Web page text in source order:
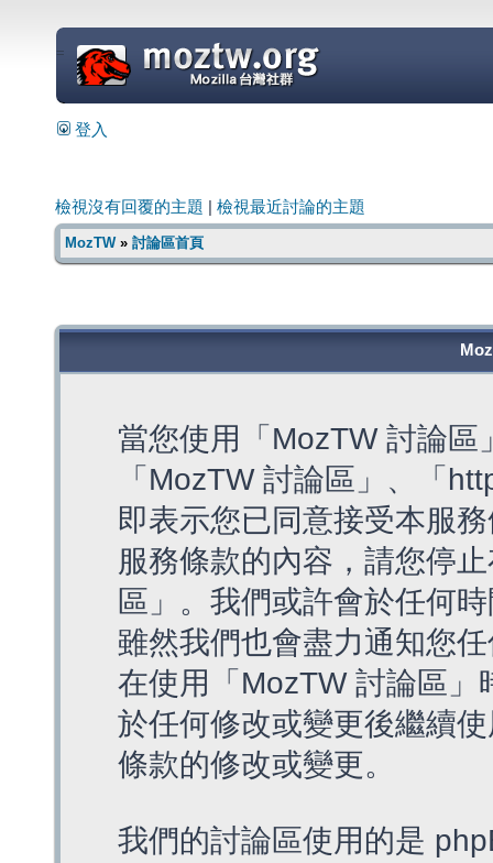
=
登入
檢視沒有回覆的主題 檢視最近討論的主題
MozTW» 討論區首頁
當您使用「MozTW 討論
「MozTW 討論區」、「
即表示您已同意接受本服
服務條款的內容，請您停
區」。我們或許會於任何
雖然我們也會盡力通知您
在使用「MozTW 討論區
於任何修改或變更後繼續
條款的修改或變更。
我們的討論區使用的是